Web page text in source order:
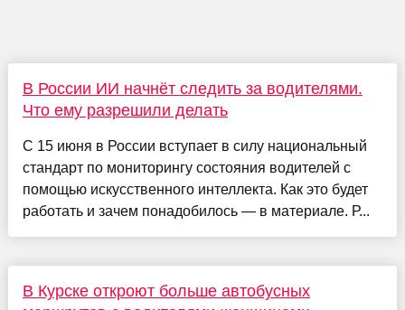
В России ИИ начнёт следить за водителями.
Что ему разрешили делать
С 15 июня в России вступает в силу национальный
стандарт по мониторингу состояния водителей с
помощью искусственного интеллекта. Как это будет
работать и зачем понадобилось — в материале. Р...
В Курске откроют больше автобусных